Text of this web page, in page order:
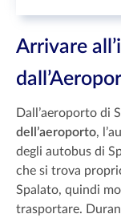
Arrivare
Dall’aeroporto di
dell’aeroporto,
degli autobus di
che si trova
Spalato, quindi
trasportare.